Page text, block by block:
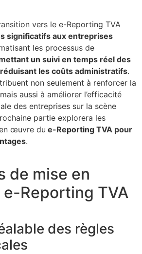
vers le e-Reporting TVA
significatifs aux entreprises
les processus de
un suivi en temps réel des
les coûts administratifs.
non seulement à renforcer la
aussi à améliorer l’efficacité
des entreprises sur la scène
partie explorera les
œuvre du e-Reporting TVA pour
.
de mise en
Reporting TVA
des règles